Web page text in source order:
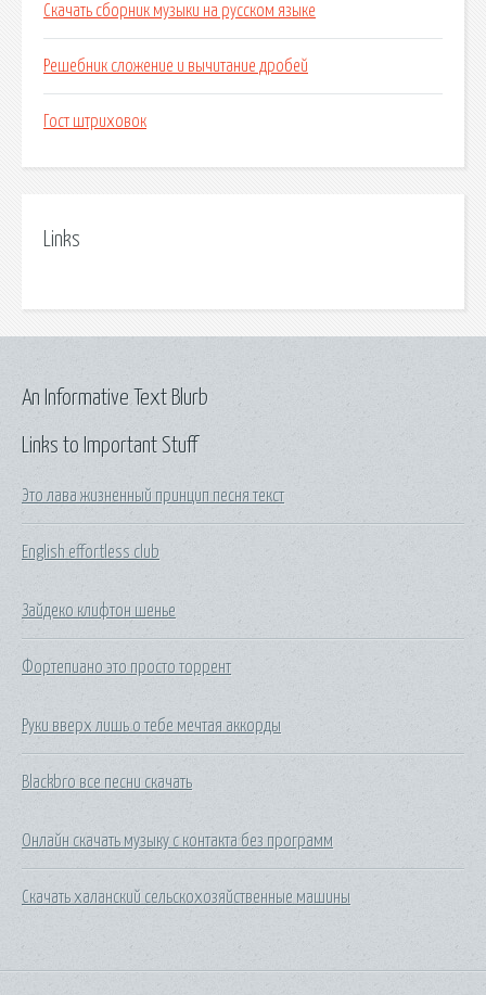
Скачать сборник музыки на русском языке
Решебник сложение и вычитание дробей
Гост штриховок
Links
Links to Important Stuff
Это лава жизненный принцип песня текст
English effortless club
Зайдеко клифтон шенье
Фортепиано это просто торрент
Руки вверх лишь о тебе мечтая аккорды
Blackbro все песни скачать
Онлайн скачать музыку с контакта без программ
Скачать халанский сельскохозяйственные машины
An Informative Text Blurb